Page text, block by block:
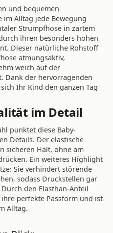
und bequemen
Alltag jede Bewegung
Strumpfhose in zartem
ihren besonders hohen
Dieser natürliche Rohstoff
atmungsaktiv,
weich auf der
Dank der hervorragenden
Ihr Kind den ganzen Tag
im Detail
punktet diese Baby-
Details. Der elastische
sicheren Halt, ohne am
Ein weiteres Highlight
Sie verhindert störende
sodass Druckstellen gar
den Elasthan-Anteil
perfekte Passform und ist
Alltag.